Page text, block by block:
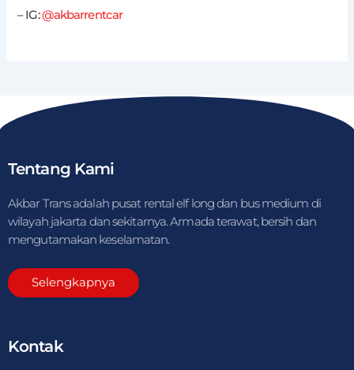
– IG:@akbarrentcar
Tentang Kami
Akbar Trans adalah pusat rental elf long dan bus medium di
wilayah jakarta dan sekitarnya. Armada terawat, bersih dan
mengutamakan keselamatan.
Selengkapnya
Kontak